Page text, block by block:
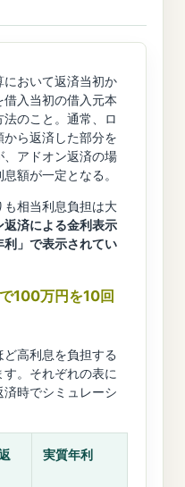
おいて返済当初か
入当初の借入元本
のこと。通常、ロ
ら返済した部分を
アドオン返済の場
額が一定となる。
相当利息負担は大
済による金利表示
」で表示されてい
100万円を10回
高利息を負担する
。それぞれの表に
時でシミュレーシ
実質年利